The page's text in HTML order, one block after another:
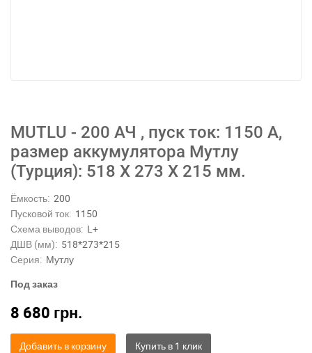
MUTLU - 200 АЧ , пуск ток: 1150 А,
размер аккумулятора Мутлу
(Турция): 518 Х 273 Х 215 мм.
Ёмкость: 200
Пусковой ток: 1150
Схема выводов: L+
ДШВ (мм): 518*273*215
Серия: Мутлу
Под заказ
8 680 грн.
Добавить в корзину